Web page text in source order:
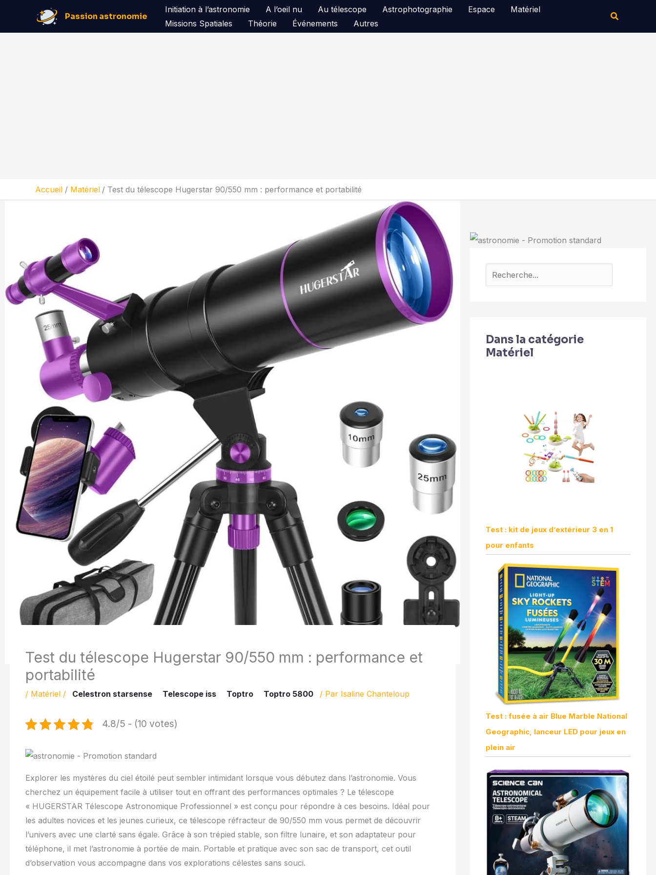
contenu
Passion astronomie
Initiation à l’astronomie A l’oeil nu Au télescope Astrophotographie Espace
Matériel
Missions Spatiales
Théorie Événements Autres
Rechercher
Accueil Matériel Test du télescope Hugerstar 90/550 mm : performance et portabilité
Test du télescope Hugerstar 90/550 mm : performance et
portabilité
/ Matériel / Celestron starsense Telescope iss Toptro Toptro 5800 / Par Isaline Chanteloup
4.8/5 - (10 votes)
Explorer les mystères du ciel étoilé peut sembler intimidant lorsque vous débutez dans l’astronomie. Vous
cherchez un équipement facile à utiliser tout en offrant des performances optimales ? Le télescope
« HUGERSTAR Télescope Astronomique Professionnel » est conçu pour répondre à ces besoins. Idéal pour
les adultes novices et les jeunes curieux, ce télescope réfracteur de 90/550 mm vous permet de découvrir
l’univers avec une clarté sans égale. Grâce à son trépied stable, son filtre lunaire, et son adaptateur pour
téléphone, il met l’astronomie à portée de main. Portable et pratique avec son sac de transport, cet outil
d’observation vous accompagne dans vos explorations célestes sans souci.
Rechercher
Dans la catégorie
Matériel
Test : kit de jeux d’extérieur 3 en 1
pour enfants
Test : fusée à air Blue Marble National
Geographic, lanceur LED pour jeux en
plein air